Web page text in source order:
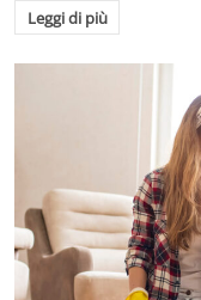
Leggi di più